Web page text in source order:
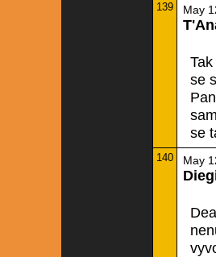
139 May
se
se
140 May